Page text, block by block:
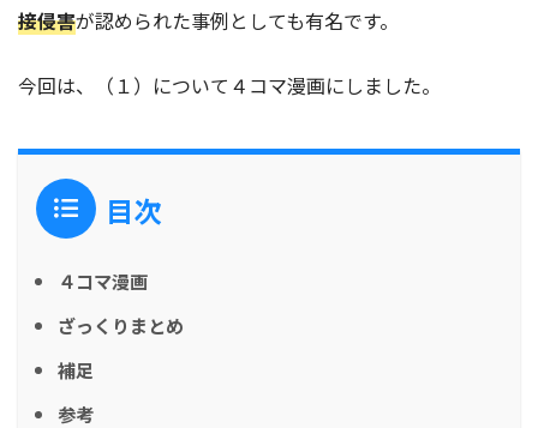
接侵害が認められた事例としても有名です。
今回は、（１）について４コマ漫画にしました。
目次
４コマ漫画
ざっくりまとめ
補足
参考